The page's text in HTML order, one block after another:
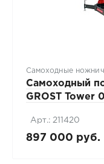
Самоходные
Самоходный
GROST Tower
Арт.: 211420
897 000 руб.